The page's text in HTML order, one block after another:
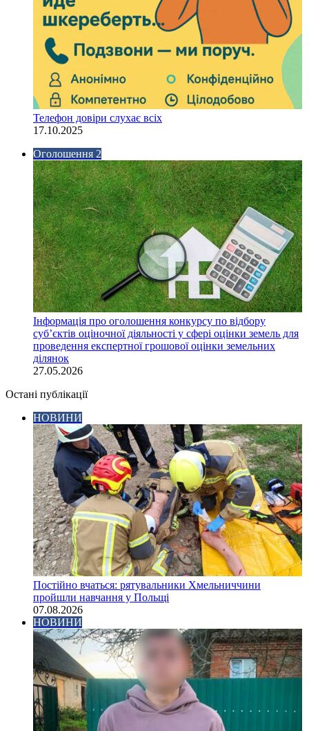
Телефон довіри слухає всіх
17.10.2025
Оголошення 2
Інформація про оголошення конкурсу по відбору
суб’єктів оціночної діяльності у сфері оцінки земель для
проведення експертної грошової оцінки земельних
ділянок
27.05.2026
Остані публікації
НОВИНИ
Постійно вчаться: рятувальники Хмельниччини
пройшли навчання у Польщі
07.08.2026
НОВИНИ